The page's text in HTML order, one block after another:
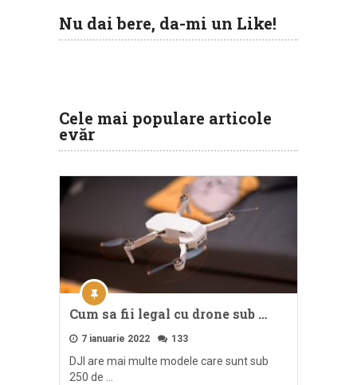
Nu dai bere, da-mi un Like!
Cele mai populare articole
evăr
Cum sa fii legal cu drone sub …
7 ianuarie 2022 133
DJI are mai multe modele care sunt sub
250 de …